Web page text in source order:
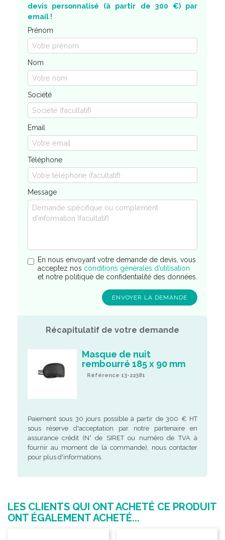
devis personnalisé (à partir de 300 €) par
email !
Prénom
Nom
Société
Email
Téléphone
Message
En nous envoyant votre demande de devis, vous
acceptez nos conditions générales d’utilisation
et notre politique de confidentialité des données.
Récapitulatif de votre demande
Masque de nuit
rembourré 185 x 90 mm
Référence 13-22381
Paiement sous 30 jours possible à partir de 300 € HT
sous réserve d'acceptation par notre partenaire en
assurance crédit (N° de SIRET ou numéro de TVA à
fournir au moment de la commande), nous contacter
pour plus d'informations.
LES CLIENTS QUI ONT ACHETÉ CE PRODUIT
ONT ÉGALEMENT ACHETÉ...